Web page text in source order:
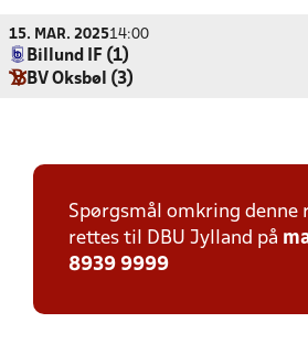
15. MAR. 202514:00
Billund IF (1)
BV Oksbøl (3)
Spørgsmål omkring denne
rettes til DBU Jylland på
8939 9999